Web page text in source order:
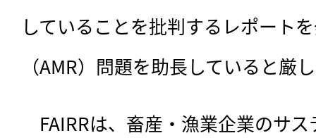
していることを批判するレポート
（AMR）問題を助長していると厳
FAIRRは、 畜産・漁業企業のサ